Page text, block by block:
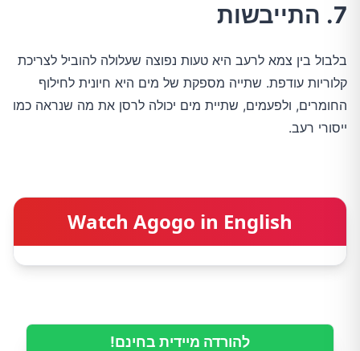
7. התייבשות
בלבול בין צמא לרעב היא טעות נפוצה שעלולה להוביל לצריכת
קלוריות עודפת. שתייה מספקת של מים היא חיונית לחילוף
החומרים, ולפעמים, שתיית מים יכולה לרסן את מה שנראה כמו
ייסורי רעב.
Watch Agogo in English
להורדה מיידית בחינם!